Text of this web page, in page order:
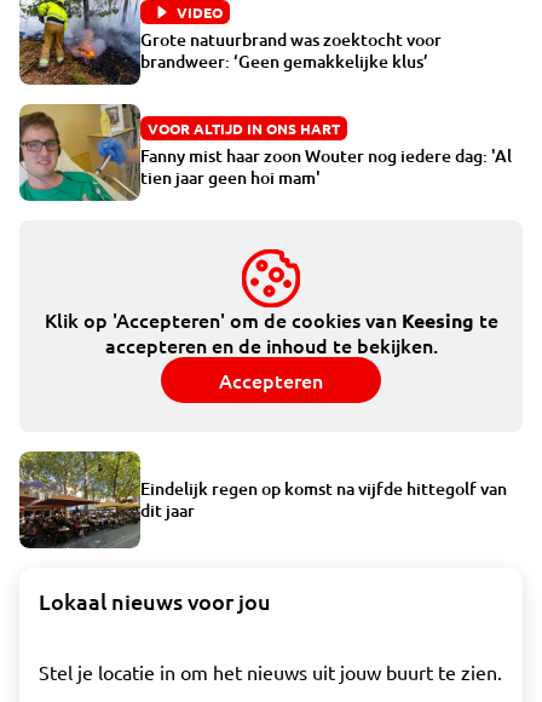
VIDEO
Grote natuurbrand was zoektocht voor
brandweer: ‘Geen gemakkelijke klus’
VOOR ALTIJD IN ONS HART
Fanny mist haar zoon Wouter nog iedere dag: 'Al
tien jaar geen hoi mam'
Klik op 'Accepteren' om de cookies van Keesing te
accepteren en de inhoud te bekijken.
Accepteren
Eindelijk regen op komst na vijfde hittegolf van
dit jaar
Lokaal nieuws voor jou
Stel je locatie in om het nieuws uit jouw buurt te zien.